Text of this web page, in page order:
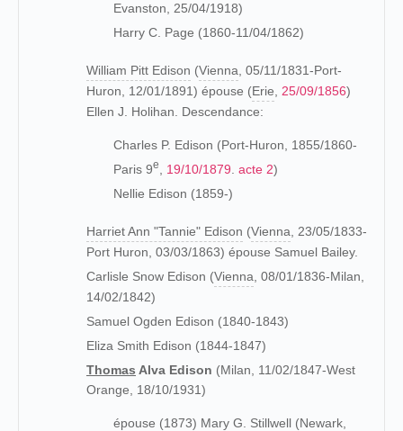
Evanston, 25/04/1918)
Harry C. Page (1860-11/04/1862)
William Pitt Edison (Vienna , 05/11/1831-Port-
Huron, 12/01/1891) épouse (Erie 25/09/1856)
Ellen J. Holihan. Descendance:
Charles P. Edison (Port-Huron, 1855/1860-
Paris 9e 19/10/1879 acte 2)
Nellie Edison (1859-)
Harriet Ann "Tannie" Edison (Vienna , 23/05/1833-
Port Huron, 03/03/1863) épouse Samuel Bailey.
Carlisle Snow Edison (Vienna , 08/01/1836-Milan,
14/02/1842)
Samuel Ogden Edison (1840-1843)
Eliza Smith Edison (1844-1847)
Thomas Alva Edison (Milan, 11/02/1847-West
Orange, 18/10/1931)
épouse (1873) Mary G. Stillwell (Newark,